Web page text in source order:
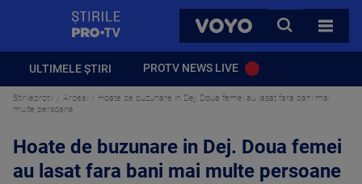
VOYO
CAUTA
TOATE
ULTIMELE ȘTIRI PROTV NEWS LIVE
Stirileprotv Ardeal
Hoate de buzunare in Dej. Doua femei au lasat fara bani mai
multe persoane
Hoate de buzunare in Dej. Doua femei
au lasat fara bani mai multe persoane